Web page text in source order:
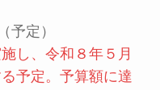
予定）
し、令和８年５月
予定。予算額に達